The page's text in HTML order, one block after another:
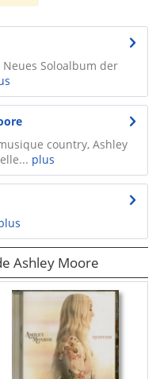
Soloalbum der
country, Ashley
plus
Ashley Moore